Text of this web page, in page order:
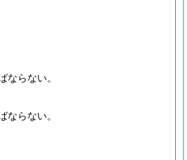
らない。
らない。